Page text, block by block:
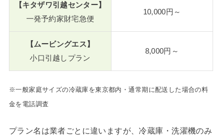
【キタザワ引越センター】
一発予約家財宅急便
10,000円～
【ムービングエス】
小口引越しプラン
8,000円～
※一般家庭サイズの冷蔵庫を東京都内・通常期に配送した場合の料
金を電話調査
プラン名は業者ごとに違いますが、冷蔵庫・洗濯機のみ